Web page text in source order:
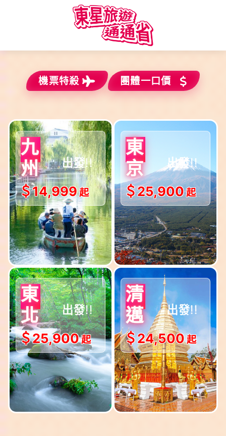
機票特殺 團體一口價
九
州
＄14,999
5-12月
$出發!!
東
京
＄25,900
5-12月
東
北
＄25,900
5-6月
$出發!!
清
邁
＄24,500
4-10月
$出發!!